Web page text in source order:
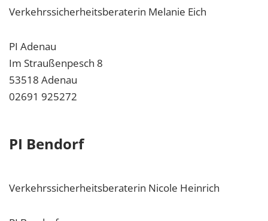
Verkehrssicherheitsberaterin Melanie Eich
PI Adenau
Im Straußenpesch 8
53518 Adenau
02691 925272
PI Bendorf
Verkehrssicherheitsberaterin Nicole Heinrich